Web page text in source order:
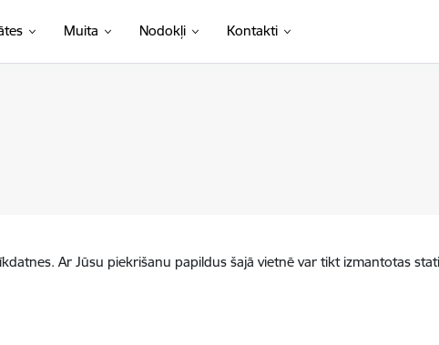
Muita Nodokļi Kontakti
Ar Jūsu piekrišanu papildus šajā vietnē var tikt izmantotas